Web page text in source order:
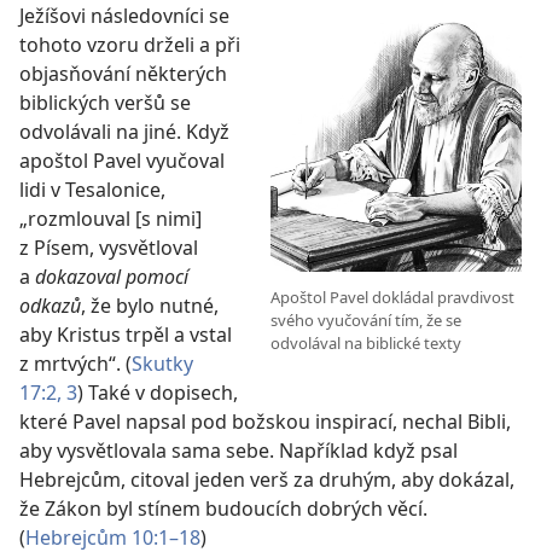
Apoštol Pavel dokládal pravdivost
svého vyučování tím, že se
odvolával na biblické texty
Ježíšovi následovníci se
tohoto vzoru drželi a při
objasňování některých
biblických veršů se
odvolávali na jiné. Když
apoštol Pavel vyučoval
lidi v Tesalonice,
„rozmlouval [s nimi]
z Písem, vysvětloval
a dokazoval pomocí
odkazů, že bylo nutné,
aby Kristus trpěl a vstal
z mrtvých“. (Skutky
17:2, 3) Také v dopisech,
které Pavel napsal pod božskou inspirací, nechal Bibli,
aby vysvětlovala sama sebe. Například když psal
Hebrejcům, citoval jeden verš za druhým, aby dokázal,
že Zákon byl stínem budoucích dobrých věcí.
(Hebrejcům 10:1–18)